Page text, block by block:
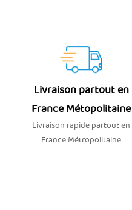
Livraison partout en
France Métopolitaine
Livraison rapide partout en
France Métropolitaine